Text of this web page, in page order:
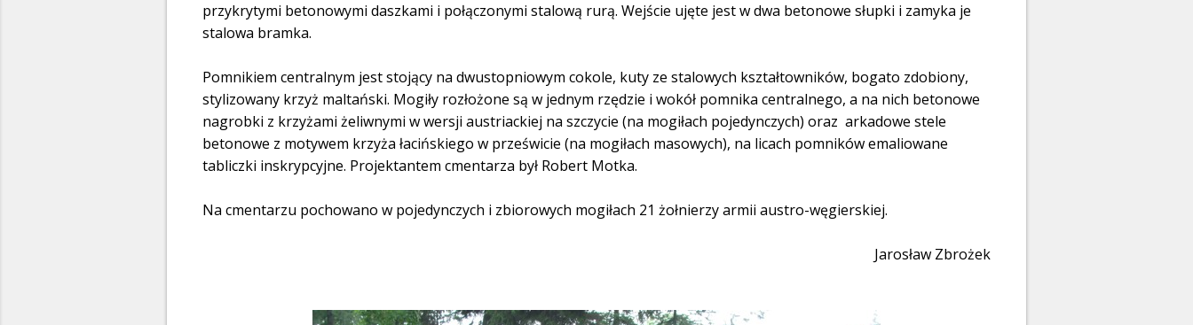
przykrytymi betonowymi daszkami i połączonymi stalową rurą. Wejście ujęte jest w dwa betonowe słupki i zamyka je
stalowa bramka.
Pomnikiem centralnym jest stojący na dwustopniowym cokole, kuty ze stalowych kształtowników, bogato zdobiony,
stylizowany krzyż maltański. Mogiły rozłożone są w jednym rzędzie i wokół pomnika centralnego, a na nich betonowe
nagrobki z krzyżami żeliwnymi w wersji austriackiej na szczycie (na mogiłach pojedynczych) oraz arkadowe stele
betonowe z motywem krzyża łacińskiego w prześwicie (na mogiłach masowych), na licach pomników emaliowane
tabliczki inskrypcyjne. Projektantem cmentarza był Robert Motka.
Na cmentarzu pochowano w pojedynczych i zbiorowych mogiłach 21 żołnierzy armii austro-węgierskiej.
Jarosław Zbrożek